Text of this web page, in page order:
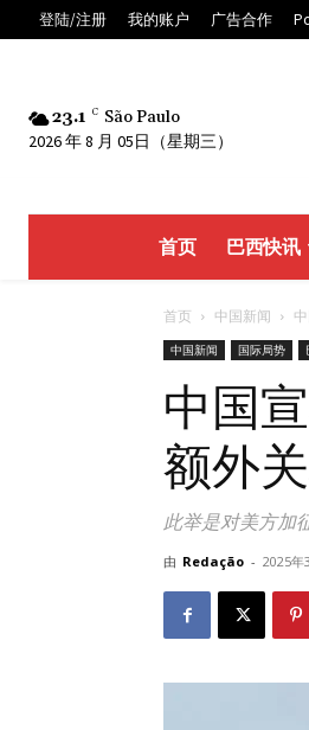
登陆/注册 我的账户 广告合作
23.1 C São Paulo
2026 年 8 月 05日（星期三）
首页 巴西快讯
首页 中国新闻
中国新闻 国际局势
中国
额外
此举是对美方加
由 Redação - 2025年